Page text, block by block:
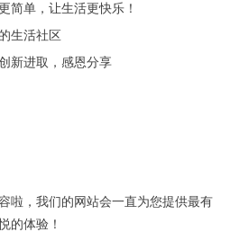
简单，让生活更快乐！
生活社区
新进取，感恩分享
啦，我们的网站会一直为您提供最有
的体验！